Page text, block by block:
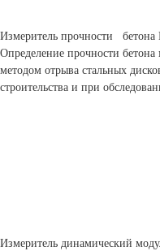
Измеритель прочности
Определение прочности
методом отрыва стальных
строительства и при
Измеритель динамический